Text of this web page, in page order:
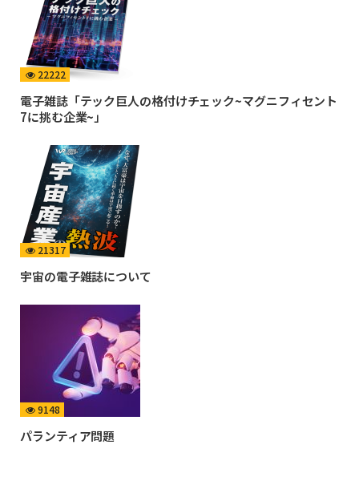
22222
電子雑誌「テック巨人の格付けチェック~マグニフィセント
7に挑む企業~」
21317
宇宙の電子雑誌について
9148
パランティア問題